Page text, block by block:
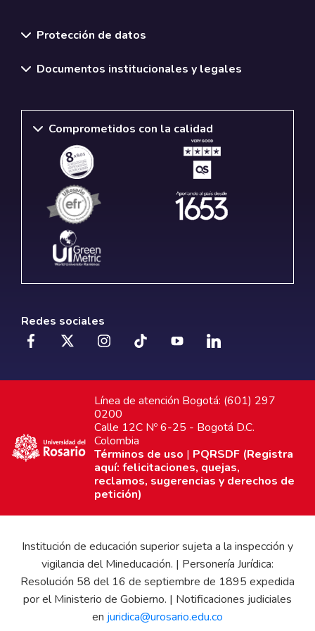
Protección de datos
Documentos institucionales y legales
Comprometidos con la calidad
Redes sociales
Línea de atención Bogotá: (601) 297
0200
Calle 12C Nº 6-25 - Bogotá D.C.
Colombia
Términos de uso | PQRSDF (Registra
aquí: felicitaciones, quejas,
reclamos, sugerencias y derechos de
petición)
Institución de educación superior sujeta a la inspección y
vigilancia del Mineducación. | Personería Jurídica:
Resolución 58 del 16 de septiembre de 1895 expedida
por el Ministerio de Gobierno. | Notificaciones judiciales
en juridica@urosario.edu.co